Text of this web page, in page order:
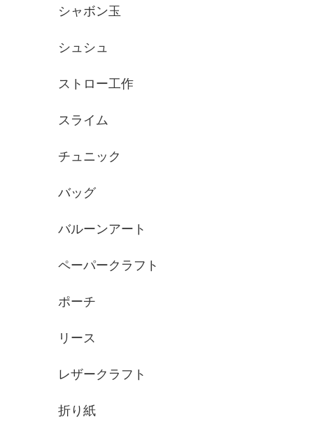
シャボン玉
シュシュ
ストロー工作
スライム
チュニック
バッグ
バルーンアート
ペーパークラフト
ポーチ
リース
レザークラフト
折り紙